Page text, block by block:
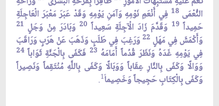
النُّعْمَى 18 فِي أَنْعَمِ نَوْمِهِ وَآمَنِ يَوْمِهِ وَقَدْ عَبَرَ مَعْبَرَ الْعَاجِلَةِ
حَمِيداً19 وَقَدَّمَ زَادَ الْآجِلَةِ سَعِيداً 20 وَبَادَرَ مِنْ وَجَلٍ 21
وَأَكْمَشَ فِي مَهَلٍ 22 وَرَغِبَ فِي طَلَبٍ وَذَهَبَ عَنْ هَرَبٍ وَرَاقَبَ
فِي يَوْمِهِ غَدَهُ وَنَظَرَ قُدُماً أَمَامَهُ23 فَكَفَى بِالْجَنَّةِ ثَوَاباً24
وَوَالًا وَكَفَى بِالنَّارِ عِقَاباً وَوَبَالًا وَكَفَى بِاللَّهِ مُنْتَقِماً وَنَصِيراً
وَكَفَى بِالْكِتَابِ حَجِيجاً وَخَصِيما1
.